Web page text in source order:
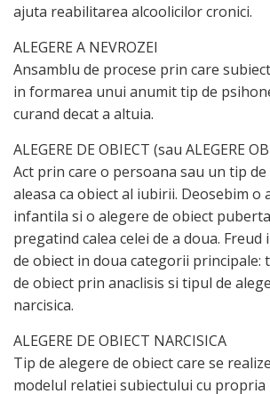
ajuta reabilitarea alcoolicilor cronici.
ALEGERE A NEVROZEI
Ansamblu de procese prin care
in formarea unui anumit tip de
curand decat a altuia.
ALEGERE DE OBIECT (sau ALEGERE
Act prin care o persoana sau un tip
aleasa ca obiect al iubirii. Deosebim o
infantila si o alegere de obiect
pregatind calea celei de a doua.
de obiect in doua categorii principale:
de obiect prin anaclisis si tipul de
narcisica.
ALEGERE DE OBIECT NARCISICA
Tip de alegere de obiect care se
modelul relatiei subiectului cu propria